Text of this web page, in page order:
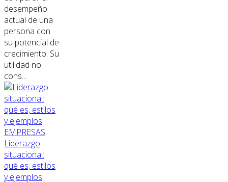
desempeño
actual de una
persona con
su potencial de
crecimiento. Su
utilidad no
cons...
EMPRESAS
Liderazgo
situacional:
qué es, estilos
y ejemplos